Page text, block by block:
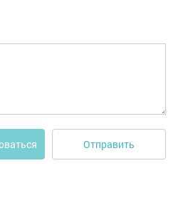
Отправить